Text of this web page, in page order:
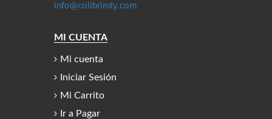
info@colibrimty.com
MI CUENTA
Mi cuenta
Iniciar Sesión
Mi Carrito
Ir a Pagar